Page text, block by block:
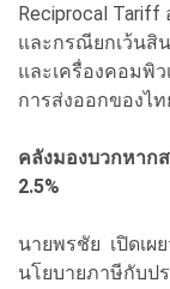
Reciprocal
และกรณียกเว้นสิ
และเครื่องคอมพิ
การส่งออกของไ
คลังมองบวกหาก
2.5%
นายพรชัย เปิดเผ
นโยบายภาษีกับป